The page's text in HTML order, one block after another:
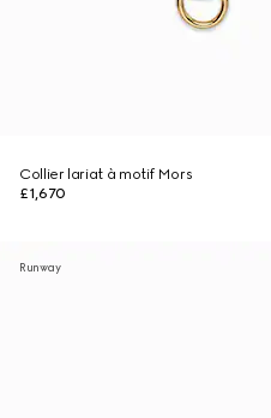
Collier lariat à motif Mors
£1,670
Runway